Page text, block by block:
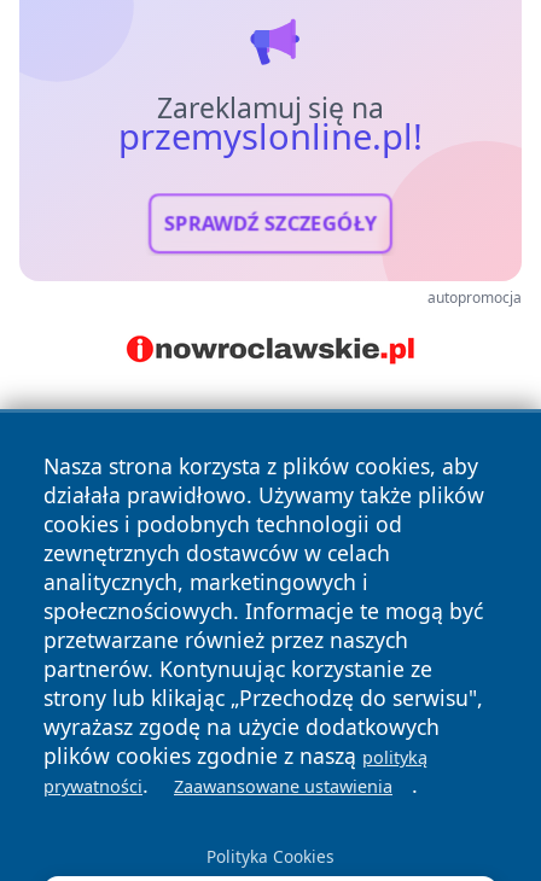
Zareklamuj się na
przemyslonline.pl!
SPRAWDŹ SZCZEGÓŁY
autopromocja
Nasza strona korzysta z plików cookies, aby
działała prawidłowo. Używamy także plików
cookies i podobnych technologii od
zewnętrznych dostawców w celach
analitycznych, marketingowych i
społecznościowych. Informacje te mogą być
przetwarzane również przez naszych
partnerów. Kontynuując korzystanie ze
strony lub klikając „Przechodzę do serwisu",
wyrażasz zgodę na użycie dodatkowych
plików cookies zgodnie z naszą polityką
prywatności. Zaawansowane ustawienia .
Polityka Cookies
Copyright © 2026 przemyslonline.pl Wszystkie prawa
zastrzeżone.
News Autorzy
Polityka
Prywatności
Polityka
Cookies